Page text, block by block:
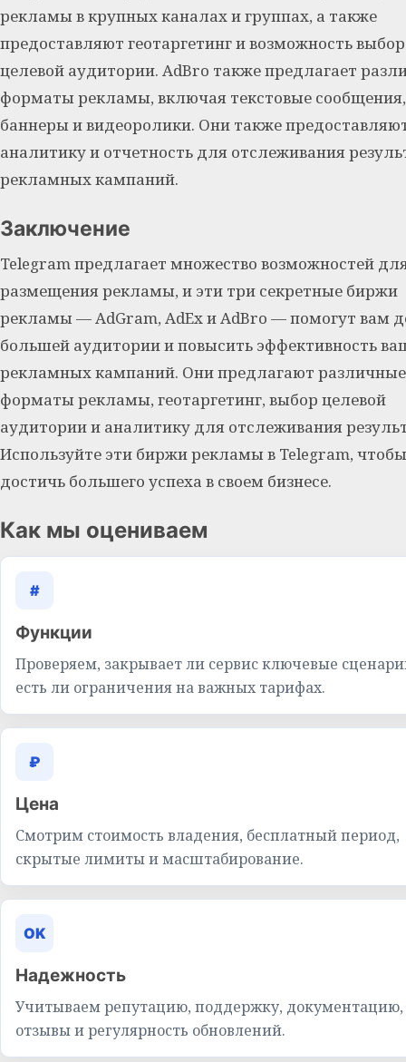
рекламы в крупных каналах и группах, а также
предоставляют геотаргетинг и возможность
целевой аудитории. AdBro также предлагает
форматы рекламы, включая текстовые сообщения,
баннеры и видеоролики. Они также
аналитику и отчетность для отслеживания
рекламных кампаний.
Заключение
Telegram предлагает множество возможностей
размещения рекламы, и эти три секретные биржи
рекламы — AdGram, AdEx и AdBro — помогут вам
большей аудитории и повысить эффективность
рекламных кампаний. Они предлагают различные
форматы рекламы, геотаргетинг, выбор целевой
аудитории и аналитику для отслеживания
Используйте эти биржи рекламы в Telegram, чтобы
достичь большего успеха в своем бизнесе.
Как мы оцениваем
#
Функции
Проверяем, закрывает ли сервис ключевые
есть ли ограничения на важных тарифах.
₽
Цена
Смотрим стоимость владения, бесплатный период,
скрытые лимиты и масштабирование.
OK
Надежность
Учитываем репутацию, поддержку, документацию,
отзывы и регулярность обновлений.